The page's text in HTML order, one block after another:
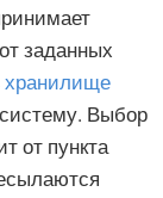
заданных
хранилище
Выбор
от пункта